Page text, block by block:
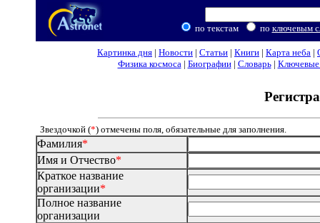
по текстам по ключевым
Картинка дня | Новости | Статьи | Книги | Карта неба |
Физика космоса| Биографии| Словарь| Ключевые
Звездочкой (*) отмечены поля, обязательные для заполнения.
Фамилия*
Имя и Отчество*
Краткое название
организации*
Полное название
организации